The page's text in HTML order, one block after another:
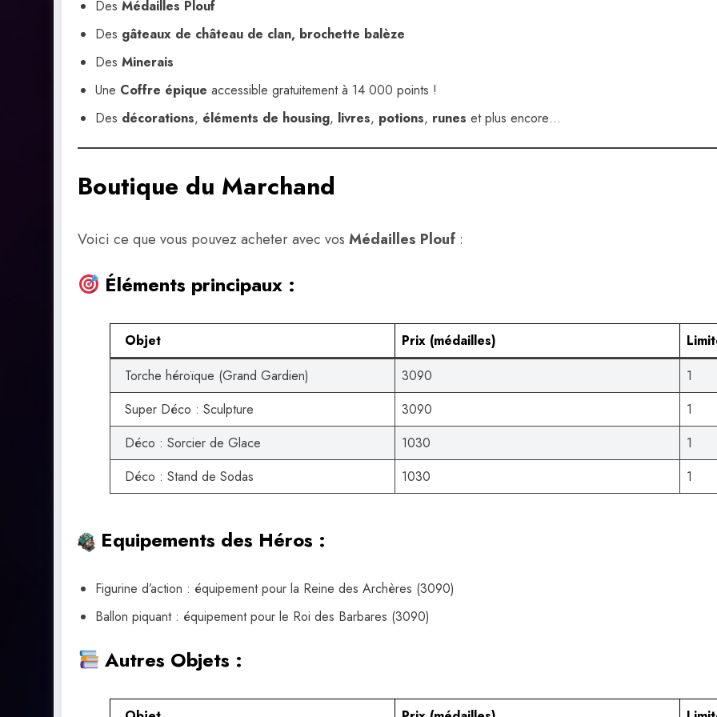
Des Médailles Plouf
Des gâteaux de château de clan, brochette balèze
Des Minerais
Une Coffre épique accessible gratuitement à 14 000 points !
Des décorations, éléments de housing, livres, potions, runes et plus encore…
Boutique du Marchand
Voici ce que vous pouvez acheter avec vos Médailles Plouf :
Éléments principaux :
Objet Prix (médailles)
Torche héroïque (Grand Gardien)
3090
1
Super Déco : Sculpture
3090
1
Déco : Sorcier de Glace
1030
1
Déco : Stand de Sodas
1030 1
Equipements des Héros :
Figurine d’action : équipement pour la Reine des Archères (3090)
Ballon piquant : équipement pour le Roi des Barbares (3090)
Autres Objets :